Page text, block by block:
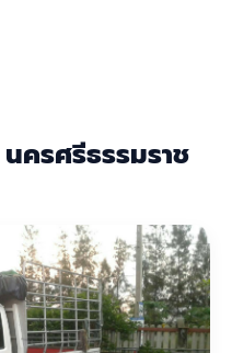
ครศรีธรรมราช